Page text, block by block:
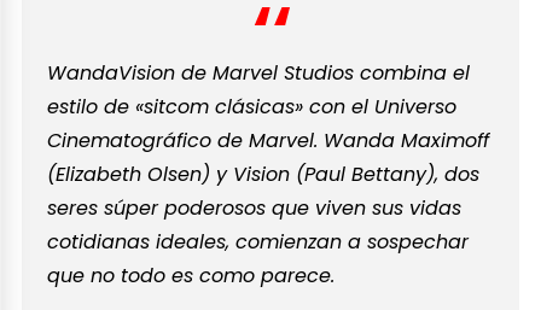
WandaVision de Marvel Studios combina el
estilo de «sitcom clásicas» con el Universo
Cinematográfico de Marvel. Wanda Maximoff
(Elizabeth Olsen) y Vision (Paul Bettany), dos
seres súper poderosos que viven sus vidas
cotidianas ideales, comienzan a sospechar
que no todo es como parece.